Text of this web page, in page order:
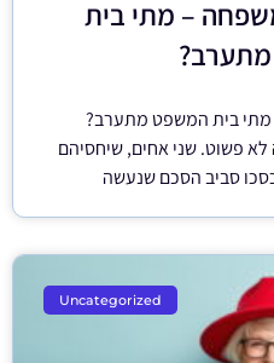
– מתי בית
מתי בית המשפט מתערב?
פשוט. שני אחים, שיחסיהם
סביב הסכם שנעשה
Uncategorized